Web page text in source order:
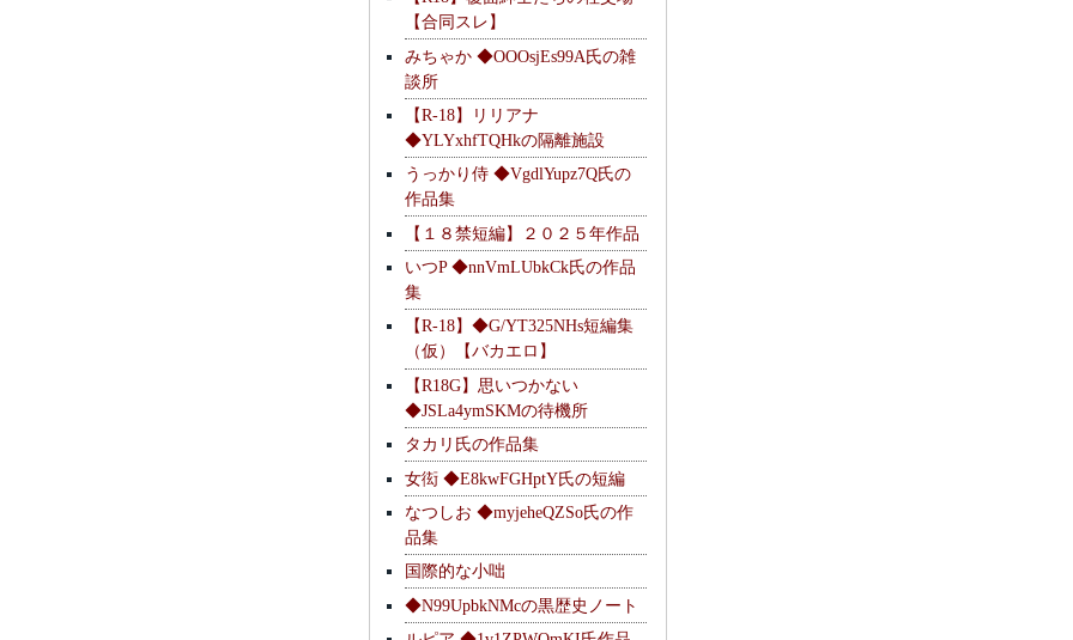
【合同スレ】
みちゃか ◆OOOsjEs99A氏の雑
談所
【R-18】リリアナ
◆YLYxhfTQHkの隔離施設
うっかり侍 ◆VgdlYupz7Q氏の
作品集
【１８禁短編】２０２５年作品
いつP ◆nnVmLUbkCk氏の作品
集
【R-18】◆G/YT325NHs短編集
（仮）【バカエロ】
【R18G】思いつかない
◆JSLa4ymSKMの待機所
タカリ氏の作品集
女衒 ◆E8kwFGHptY氏の短編
なつしお ◆myjeheQZSo氏の作
品集
国際的な小咄
◆N99UpbkNMcの黒歴史ノート